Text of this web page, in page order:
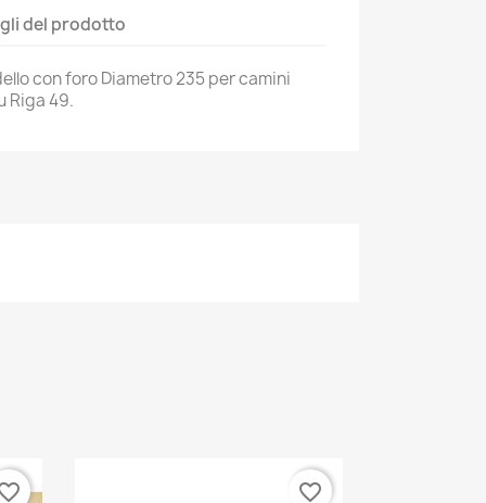
del prodotto
con foro Diametro 235 per camini
Riga 49.
favorite_border